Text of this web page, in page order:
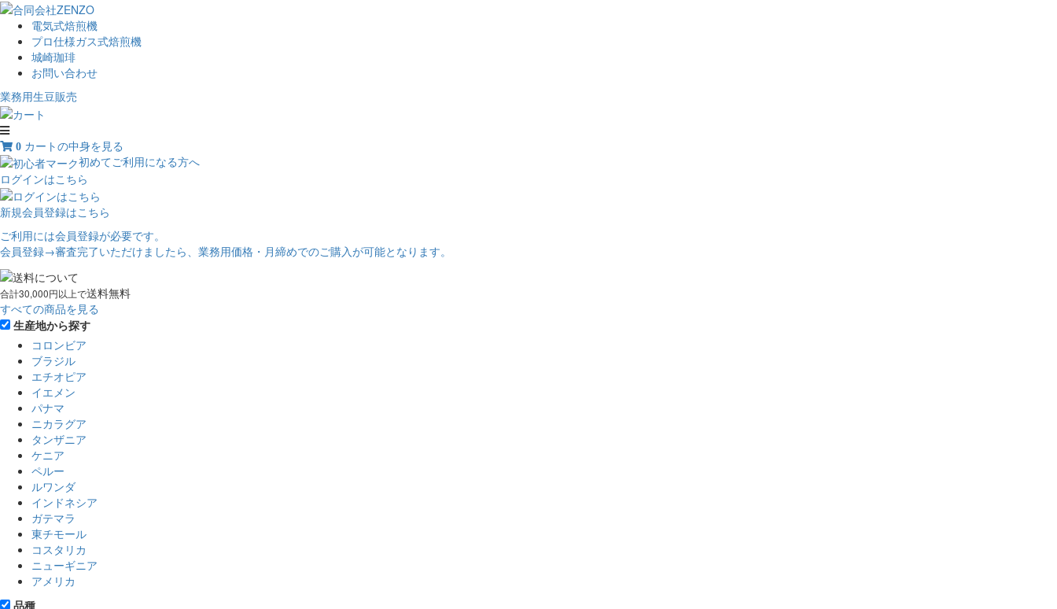
電気式焙煎機
プロ仕様ガス式焙煎機
城崎珈琲
お問い合わせ
業務用生豆販売
0 カートの中身を見る
初めてご利用になる方へ
ログインはこちら
新規会員登録はこちら
ご利用には会員登録が必要です。
会員登録→審査完了いただけましたら、業務用価格・月締めでのご購入が可能となります。
合計30,000円以上で送料無料
すべての商品を見る
生産地から探す
コロンビア
ブラジル
エチオピア
イエメン
パナマ
ニカラグア
タンザニア
ケニア
ペルー
ルワンダ
インドネシア
ガテマラ
東チモール
コスタリカ
ニューギニア
アメリカ
品種